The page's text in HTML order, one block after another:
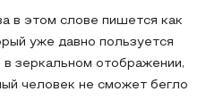
в этом слове пишется как
уже давно пользуется
в зеркальном отображении,
человек не сможет бегло